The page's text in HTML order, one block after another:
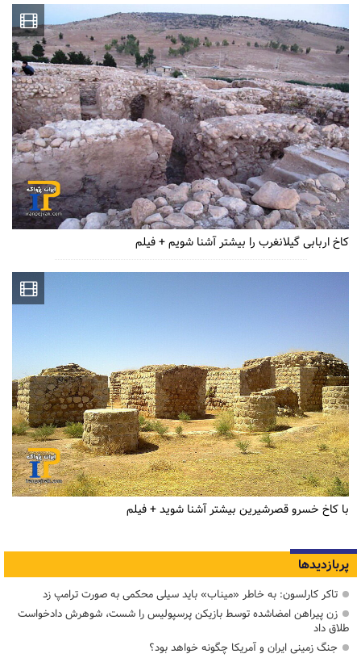
کاخ اربابی گیلانغرب را بیشتر آشنا شویم + فیلم
با کاخ خسرو قصرشیرین بیشتر آشنا شوید + فیلم
پربازدیدها
تاکر کارلسون: به خاطر «میناب» باید سیلی محکمی به صورت ترامپ زد
زن پیراهن امضاشده توسط بازیکن پرسپولیس را شست، شوهرش دادخواست
طلاق داد
جنگ زمینی ایران و آمریکا چگونه خواهد بود؟